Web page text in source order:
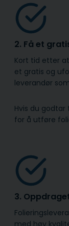
2. Få et
Kort tid etter
et gratis og
leverandør
Hvis du
for å utføre
3.